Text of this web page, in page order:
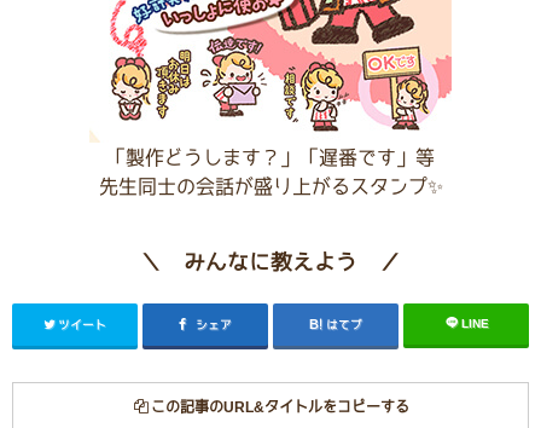
「製作どうします？」「遅番です」等
先生同士の会話が盛り上がるスタンプ✨
＼ みんなに教えよう ／
ツイート シェア はてブ LINE
この記事のURL&タイトルをコピーする